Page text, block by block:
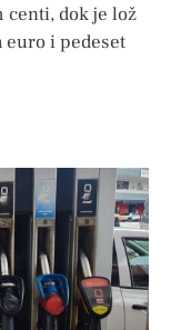
centi, dok je lož
i pedeset